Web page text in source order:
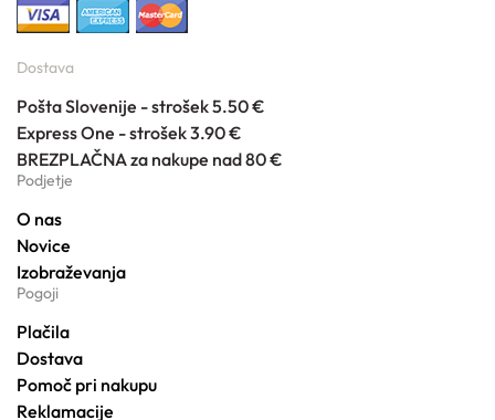
Dostava
Pošta Slovenije - strošek 5.50 €
Express One - strošek 3.90 €
BREZPLAČNA za nakupe nad 80 €
Podjetje
O nas
Novice
Izobraževanja
Pogoji
Plačila
Dostava
Pomoč pri nakupu
Reklamacije